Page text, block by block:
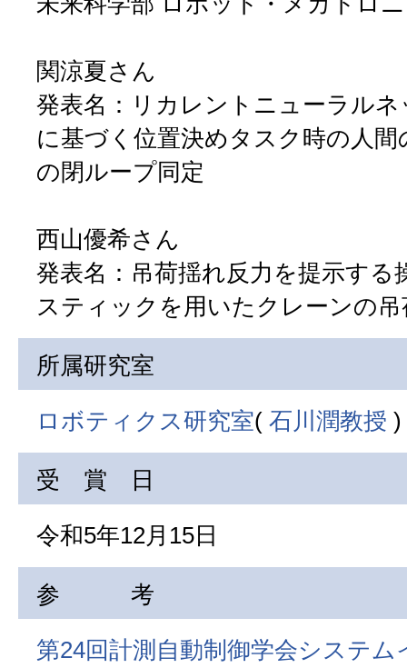
関涼夏さん
発表名：リカレントニューラル
に基づく位置決めタスク時の人
の閉ループ同定
西山優希さん
発表名：吊荷揺れ反力を提示する
スティックを用いたクレーンの吊
所属研究室
ロボティクス研究室( 石川潤教授 )
受 賞 日
令和5年12月15日
参 考
第24回計測自動制御学会システム